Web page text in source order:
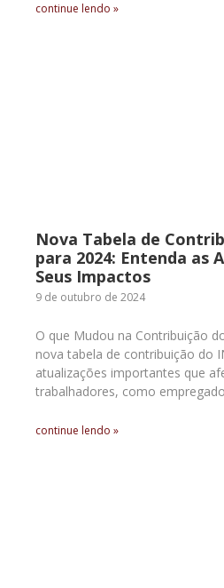
continue lendo »
Nova Tabela de
para 2024: Entenda as
Seus Impactos
9 de outubro de 2024
O que Mudou na Contribuição
nova tabela de contribuição do
atualizações importantes que
trabalhadores, como
continue lendo »